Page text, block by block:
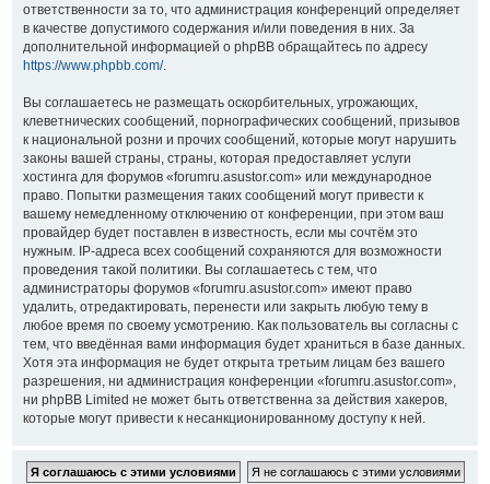
ответственности за то, что администрация конференций определяет
в качестве допустимого содержания и/или поведения в них. За
дополнительной информацией о phpBB обращайтесь по адресу
https://www.phpbb.com/.
Вы соглашаетесь не размещать оскорбительных, угрожающих,
клеветнических сообщений, порнографических сообщений, призывов
к национальной розни и прочих сообщений, которые могут нарушить
законы вашей страны, страны, которая предоставляет услуги
хостинга для форумов «forumru.asustor.com» или международное
право. Попытки размещения таких сообщений могут привести к
вашему немедленному отключению от конференции, при этом ваш
провайдер будет поставлен в известность, если мы сочтём это
нужным. IP-адреса всех сообщений сохраняются для возможности
проведения такой политики. Вы соглашаетесь с тем, что
администраторы форумов «forumru.asustor.com» имеют право
удалить, отредактировать, перенести или закрыть любую тему в
любое время по своему усмотрению. Как пользователь вы согласны с
тем, что введённая вами информация будет храниться в базе данных.
Хотя эта информация не будет открыта третьим лицам без вашего
разрешения, ни администрация конференции «forumru.asustor.com»,
ни phpBB Limited не может быть ответственна за действия хакеров,
которые могут привести к несанкционированному доступу к ней.